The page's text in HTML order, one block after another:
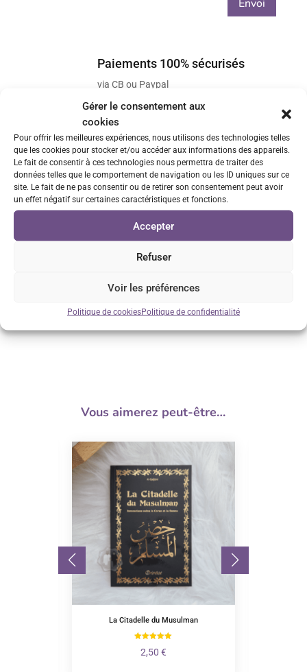
Gérer le consentement aux
cookies
Pour offrir les meilleures expériences, nous utilisons des technologies telles
que les cookies pour stocker et/ou accéder aux informations des appareils.
Le fait de consentir à ces technologies nous permettra de traiter des
données telles que le comportement de navigation ou les ID uniques sur ce
site. Le fait de ne pas consentir ou de retirer son consentement peut avoir
un effet négatif sur certaines caractéristiques et fonctions.
Accepter
Refuser
Voir les préférences
Politique de cookiesPolitique de confidentialité
Envoi
Paiements 100% sécurisés
via CB ou Paypal
Livraison rapide
Envois sous 48h/72h
Retrait GRATUIT sur Vénissieux
sur rendez-vous
Service client réactif
Réponse sous 24h
Satisfait ou remboursé*
voir conditions
Vous aimerez peut-être…
La Citadelle du Musulman
2,50 €